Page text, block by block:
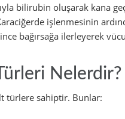
bilirubin oluşarak kana
işlenmesinin
bağırsağa ilerleyerek
Nelerdir?
türlere sahiptir. Bunlar: